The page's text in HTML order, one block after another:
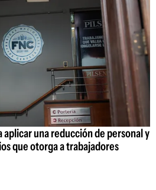
aplicar una reducción de personal y
que otorga a trabajadores